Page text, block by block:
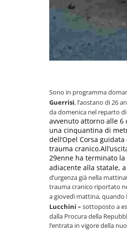
Sono in programma
Guerrisi, l’aostano di 26
da domenica nel reparto
avvenuto attorno alle 6
una cinquantina di
dell’Opel Corsa guidata
trauma
29enne ha terminato
adiacente alla statale,
d’urgenza già nella
trauma cranico riportato
a giovedì mattina,
Lucchini – sottoposto a
dalla Procura della
l’entrata in vigore della